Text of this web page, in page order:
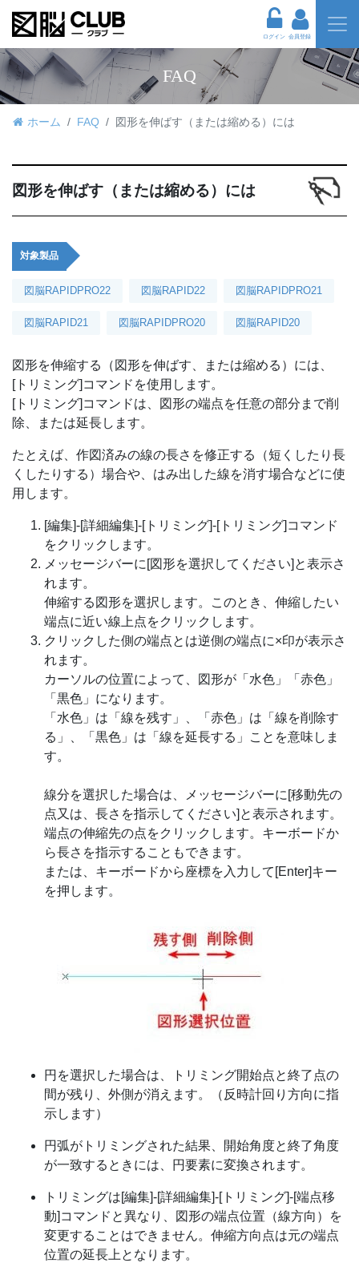
ログイン 会員登録
FAQ
ホーム FAQ 図形を伸ばす（または縮める）には
図形を伸ばす（または縮める）には
対象製品
図脳RAPIDPRO22 図脳RAPID22 図脳RAPIDPRO21
図脳RAPID21 図脳RAPIDPRO20 図脳RAPID20
図形を伸縮する（図形を伸ばす、または縮める）には、
[トリミング]コマンドを使用します。
[トリミング]コマンドは、図形の端点を任意の部分まで削
除、または延長します。
たとえば、作図済みの線の長さを修正する（短くしたり長
くしたりする）場合や、はみ出した線を消す場合などに使
用します。
[編集]-[詳細編集]-[トリミング]-[トリミング]コマンド
をクリックします。
メッセージバーに[図形を選択してください]と表示さ
れます。
伸縮する図形を選択します。このとき、伸縮したい
端点に近い線上点をクリックします。
クリックした側の端点とは逆側の端点に×印が表示さ
れます。
カーソルの位置によって、図形が「水色」「赤色」
「黒色」になります。
「水色」は「線を残す」、「赤色」は「線を削除す
る」、「黒色」は「線を延長する」ことを意味しま
す。
線分を選択した場合は、メッセージバーに[移動先の
点又は、長さを指示してください]と表示されます。
端点の伸縮先の点をクリックします。キーボードか
ら長さを指示することもできます。
または、キーボードから座標を入力して[Enter]キー
を押します。
円を選択した場合は、トリミング開始点と終了点の
間が残り、外側が消えます。（反時計回り方向に指
示します）
円弧がトリミングされた結果、開始角度と終了角度
が一致するときには、円要素に変換されます。
トリミングは[編集]-[詳細編集]-[トリミング]-[端点移
動]コマンドと異なり、図形の端点位置（線方向）を
変更することはできません。伸縮方向点は元の端点
位置の延長上となります。